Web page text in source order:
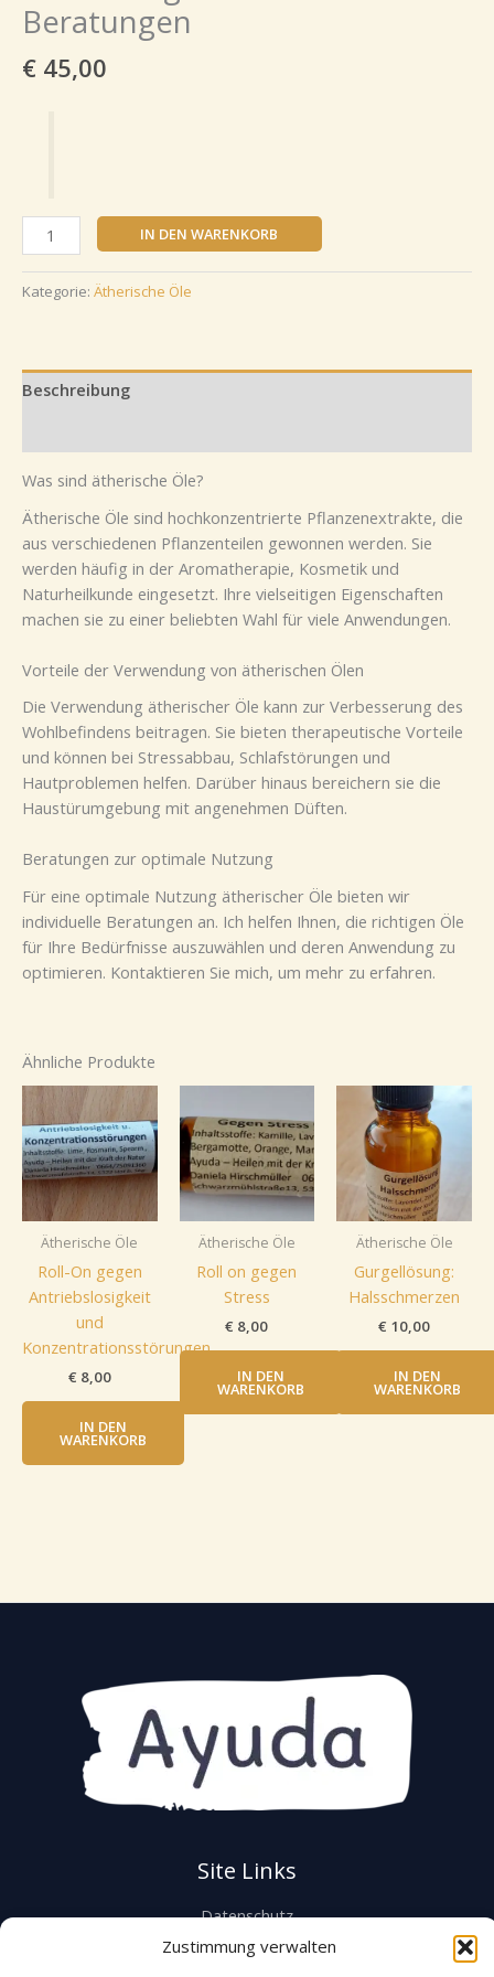
Zustimmung verwalten
Beratungen
€ 45,00
IN DEN WARENKORB
Kategorie: Ätherische Öle
Beschreibung
Was sind ätherische Öle?
Ätherische Öle sind hochkonzentrierte Pflanzenextrakte, die
aus verschiedenen Pflanzenteilen gewonnen werden. Sie
werden häufig in der Aromatherapie, Kosmetik und
Naturheilkunde eingesetzt. Ihre vielseitigen Eigenschaften
machen sie zu einer beliebten Wahl für viele Anwendungen.
Vorteile der Verwendung von ätherischen Ölen
Die Verwendung ätherischer Öle kann zur Verbesserung des
Wohlbefindens beitragen. Sie bieten therapeutische Vorteile
und können bei Stressabbau, Schlafstörungen und
Hautproblemen helfen. Darüber hinaus bereichern sie die
Haustürumgebung mit angenehmen Düften.
Beratungen zur optimale Nutzung
Für eine optimale Nutzung ätherischer Öle bieten wir
individuelle Beratungen an. Ich helfen Ihnen, die richtigen Öle
für Ihre Bedürfnisse auszuwählen und deren Anwendung zu
optimieren. Kontaktieren Sie mich, um mehr zu erfahren.
Ähnliche Produkte
Ätherische Öle
Roll-On gegen
Antriebslosigkeit
und
Konzentrationsstörungen
€ 8,00
IN DEN
WARENKORB
Ätherische Öle
Roll on gegen
Stress
€ 8,00
IN DEN
WARENKORB
Ätherische Öle
Gurgellösung:
Halsschmerzen
€ 10,00
IN DEN
WARENKORB
Site Links
Datenschutz
Impressum